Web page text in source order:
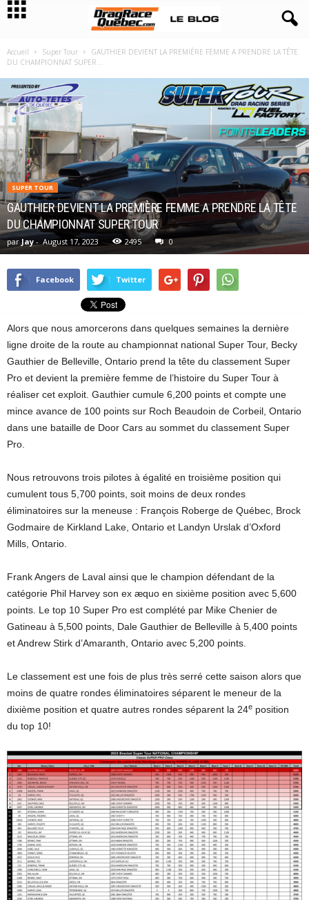
Accueil Super Tour
GAUTHIER DEVIENT LA PREMIÈRE FEMME A PRENDRE LA TÊTE
DU CHAMPIONNAT SUPER...
SUPER TOUR
GAUTHIER DEVIENT LA PREMIÈRE FEMME A PRENDRE LA TÊTE
DU CHAMPIONNAT SUPER TOUR
par Jay - August 17, 2023 2495 0
Facebook Twitter
Alors que nous amorcerons dans quelques semaines la dernière
ligne droite de la route au championnat national Super Tour, Becky
Gauthier de Belleville, Ontario prend la tête du classement Super
Pro et devient la première femme de l’histoire du Super Tour à
réaliser cet exploit. Gauthier cumule 6,200 points et compte une
mince avance de 100 points sur Roch Beaudoin de Corbeil, Ontario
dans une bataille de Door Cars au sommet du classement Super
Pro.
Nous retrouvons trois pilotes à égalité en troisième position qui
cumulent tous 5,700 points, soit moins de deux rondes
éliminatoires sur la meneuse : François Roberge de Québec, Brock
Godmaire de Kirkland Lake, Ontario et Landyn Urslak d’Oxford
Mills, Ontario.
Frank Angers de Laval ainsi que le champion défendant de la
catégorie Phil Harvey son ex æquo en sixième position avec 5,600
points. Le top 10 Super Pro est complété par Mike Chenier de
Gatineau à 5,500 points, Dale Gauthier de Belleville à 5,400 points
et Andrew Stirk d’Amaranth, Ontario avec 5,200 points.
Le classement est une fois de plus très serré cette saison alors que
moins de quatre rondes éliminatoires séparent le meneur de la
dixième position et quatre autres rondes séparent la 24e position
du top 10!